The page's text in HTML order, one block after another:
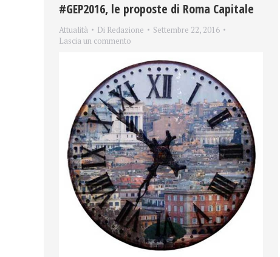
#GEP2016, le proposte di Roma Capitale
Attualità Di Redazione
Settembre 22, 2016
Lascia un commento